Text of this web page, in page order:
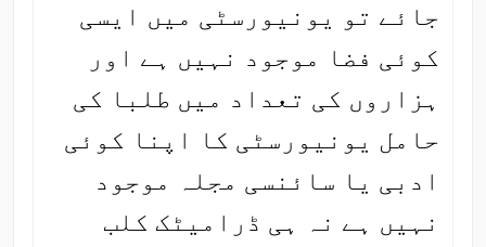
جائے تو یونیورسٹی میں ایسی
کوئی فضا موجود نہیں ہے اور
ہزاروں کی تعداد میں طلبا کی
حامل یونیورسٹی کا اپنا کوئی
ادبی یا سائنسی مجلہ موجود
نہیں ہے نہ ہی ڈرامیٹک کلب